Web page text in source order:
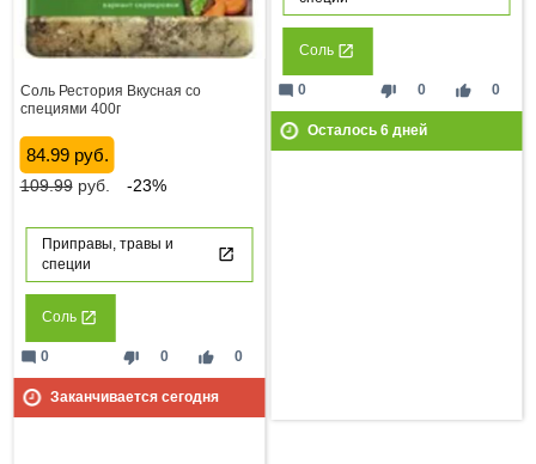
Соль Рестория Вкусная со
специями 400г
84.99 руб.
109.99руб. -23%
Приправы, травы и
специи
Соль
thumb_down 0 thumb_up 0
mode_comment 0
Заканчивается сегодня
Соль
thumb_down 0 thumb_up 0
mode_comment 0
Осталось 6дней